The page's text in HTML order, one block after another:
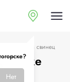
Нет
Цены на свинец